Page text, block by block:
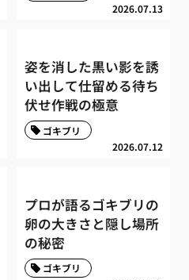
2026.07.13
姿を消した黒い影を誘
い出して仕留める待ち
伏せ作戦の極意
2026.07.12
ゴキブリ
プロが語るゴキブリの
卵の大きさと隠し場所
の秘密
ゴキブリ